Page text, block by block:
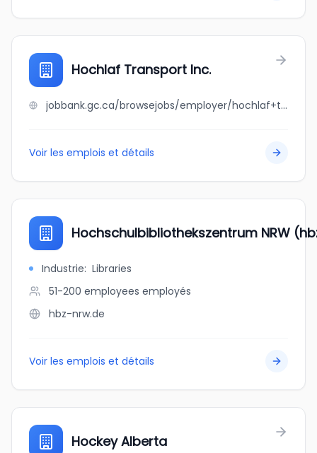
Hochlaf Transport Inc.
jobbank.gc.ca/browsejobs/employer/hochlaf+transport+inc./ca
Voir les emplois et détails
Hochschulbibliothekszentrum NRW
Industrie: Libraries
51-200 employees employés
hbz-nrw.de
Voir les emplois et détails
Hockey Alberta